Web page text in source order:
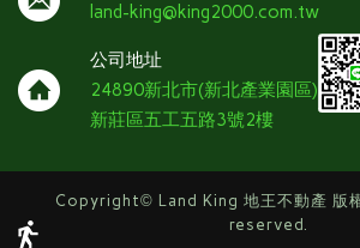
land-king@king2000.com.tw
公司地址
24890新北市(新北產業園區)
新莊區五工五路3號2樓
Copyright© Land King 地王不動產
reserved.